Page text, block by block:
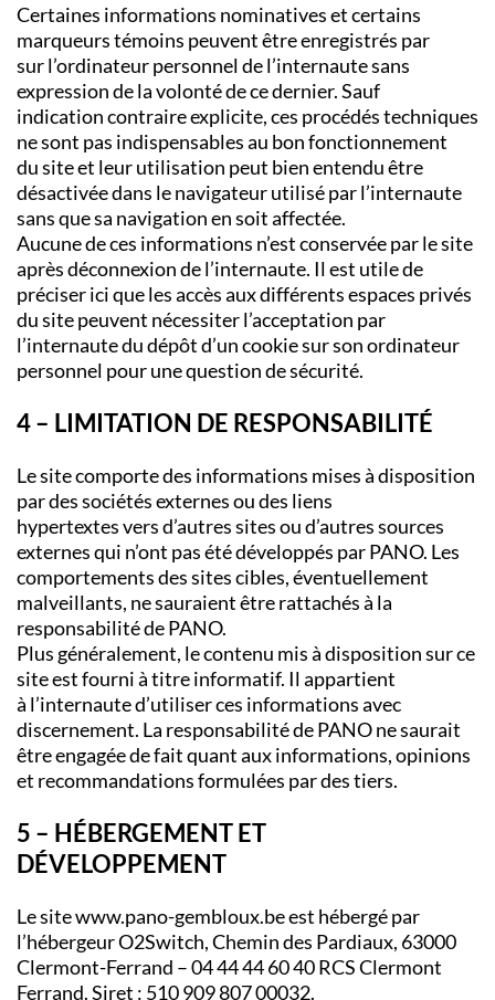
Certaines informations nominatives et certains
marqueurs témoins peuvent être enregistrés par
sur l’ordinateur personnel de l’internaute sans
expression de la volonté de ce dernier. Sauf
indication contraire explicite, ces procédés techniques
ne sont pas indispensables au bon fonctionnement
du site et leur utilisation peut bien entendu être
désactivée dans le navigateur utilisé par l’internaute
sans que sa navigation en soit affectée.
Aucune de ces informations n’est conservée par le site
après déconnexion de l’internaute. Il est utile de
préciser ici que les accès aux différents espaces privés
du site peuvent nécessiter l’acceptation par
l’internaute du dépôt d’un cookie sur son ordinateur
personnel pour une question de sécurité.
4 – LIMITATION DE RESPONSABILITÉ
Le site comporte des informations mises à disposition
par des sociétés externes ou des liens
hypertextes vers d’autres sites ou d’autres sources
externes qui n’ont pas été développés par PANO. Les
comportements des sites cibles, éventuellement
malveillants, ne sauraient être rattachés à la
responsabilité de PANO.
Plus généralement, le contenu mis à disposition sur ce
site est fourni à titre informatif. Il appartient
à l’internaute d’utiliser ces informations avec
discernement. La responsabilité de PANO ne saurait
être engagée de fait quant aux informations, opinions
et recommandations formulées par des tiers.
5 – HÉBERGEMENT ET
DÉVELOPPEMENT
Le site www.pano-gembloux.be est hébergé par
l’hébergeur O2Switch, Chemin des Pardiaux, 63000
Clermont-Ferrand – 04 44 44 60 40 RCS Clermont
Ferrand. Siret : 510 909 807 00032.